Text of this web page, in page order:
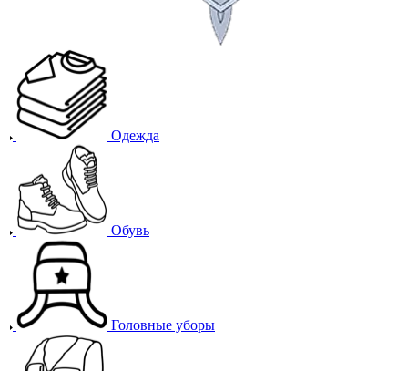
Одежда
Обувь
Головные уборы